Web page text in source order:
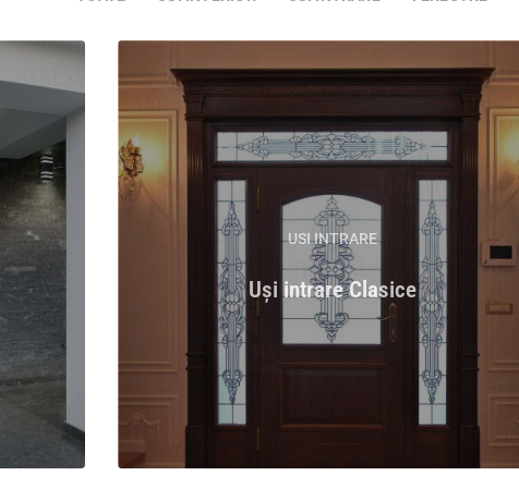
USI INTRARE
Uși intrare Clasice